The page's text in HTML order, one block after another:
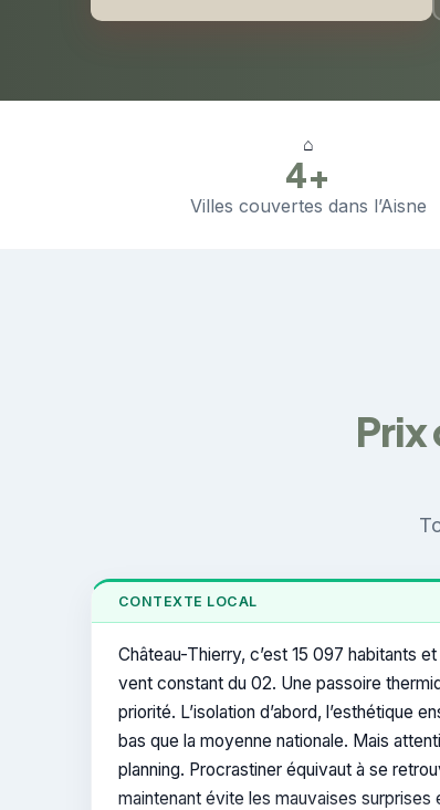
⌂
4+
Villes couvertes dans l’Aisne
CONTEXTE LOCAL
Château-Thierry, c’est 15 097 habitants
vent constant du 02. Une passoire
priorité. L’isolation d’abord, l’esthétique
bas que la moyenne nationale. Mais
planning. Procrastiner équivaut à se
maintenant évite les mauvaises